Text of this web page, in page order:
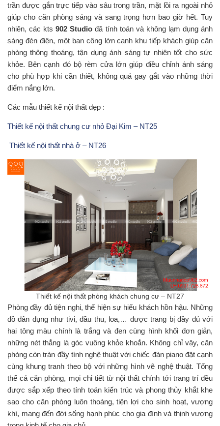
trần được gắn trực tiếp vào sâu trong trần, mặt lồi ra ngoài nhỏ
giúp cho căn phòng sáng và sang trọng hơn bao giờ hết. Tuy
nhiên, các kts902 Studio đã tính toán và không lạm dụng ánh
sáng đèn điện, một ban công lớn cạnh khu tiếp khách giúp căn
phòng thông thoáng, tận dụng ánh sáng tự nhiên tốt cho sức
khỏe. Bên cạnh đó bộ rèm cửa lớn giúp điều chỉnh ánh sáng
cho phù hợp khi cần thiết, không quá gay gắt vào những thời
điểm nắng lớn.
Các mẫu thiết kế nội thất đẹp :
Thiết kế nội thất chung cư nhỏ Đại Kim – NT25
Thiết kế nội thất nhà ở – NT26
Thiết kế nội thất phòng khách chung cư – NT27
Phòng đầy đủ tiện nghi, thể hiện sự hiếu khách hồn hậu. Những
đồ dân dụng như tivi, đầu thu, loa,… được trang bị đầy đủ với
hai tông màu chính là trắng và đen cùng hình khối đơn giản,
những nét thẳng là góc vuông khỏe khoắn. Không chỉ vậy, căn
phòng còn tràn đầy tính nghệ thuật với chiếc đàn piano đặt cạnh
cùng khung tranh theo bộ với những hình vẽ nghệ thuật. Tổng
thể cả căn phòng, mọi chi tiết từ nội thất chính tới trang trí đều
được sắp xếp theo tính toán kiến trúc và phong thủy khắt khe
sao cho căn phòng luôn thoáng, tiện lợi cho sinh hoạt, vượng
khí, mang đến đời sống hạnh phúc cho gia đình và thịnh vượng